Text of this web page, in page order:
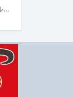
2月21日公開の映画「ヒプノシスマイク -Division Rap Battle-」の劇中で繰り広げられる「ファイナルディビジョン・ラップバトル」の“Second Stage”の詳細が明らかになった。